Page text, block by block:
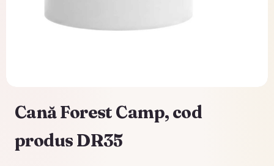
Cană Forest Camp, cod
produs DR35